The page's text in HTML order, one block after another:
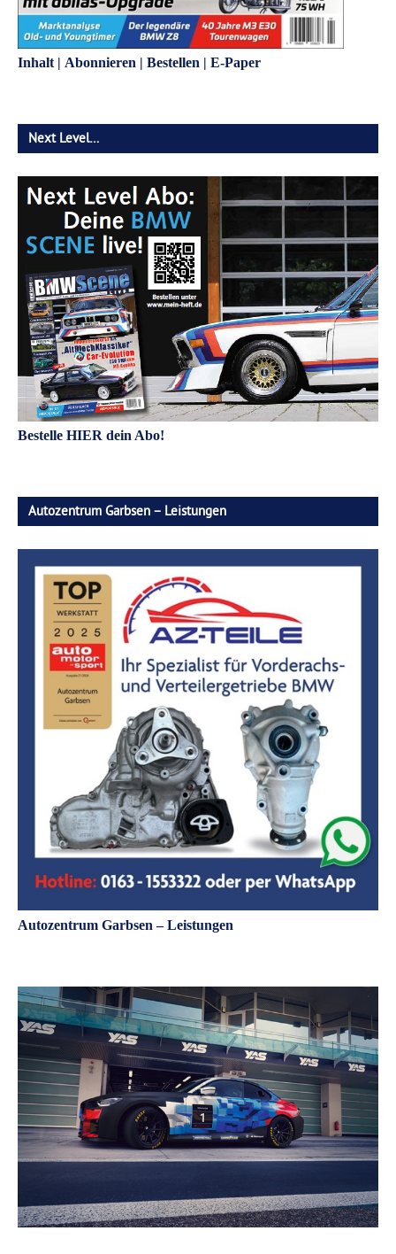
Inhalt | Abonnieren | Bestellen | E-Paper
Next Level…
Bestelle HIER dein Abo!
Autozentrum Garbsen – Leistungen
Autozentrum Garbsen – Leistungen